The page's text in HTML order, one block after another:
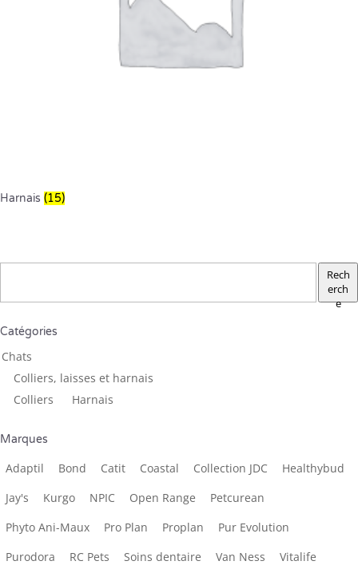
Harnais (15)
Rech
erch
e
Catégories
Chats
Colliers, laisses et harnais
Colliers
Harnais
Marques
Adaptil Bond Catit Coastal Collection JDC
Healthybud
Jay's
Kurgo NPIC Open Range
Petcurean
Phyto Ani-Maux
Pro Plan Proplan
Pur Evolution
Purodora
RC Pets Soins dentaire Van Ness
Vitalife